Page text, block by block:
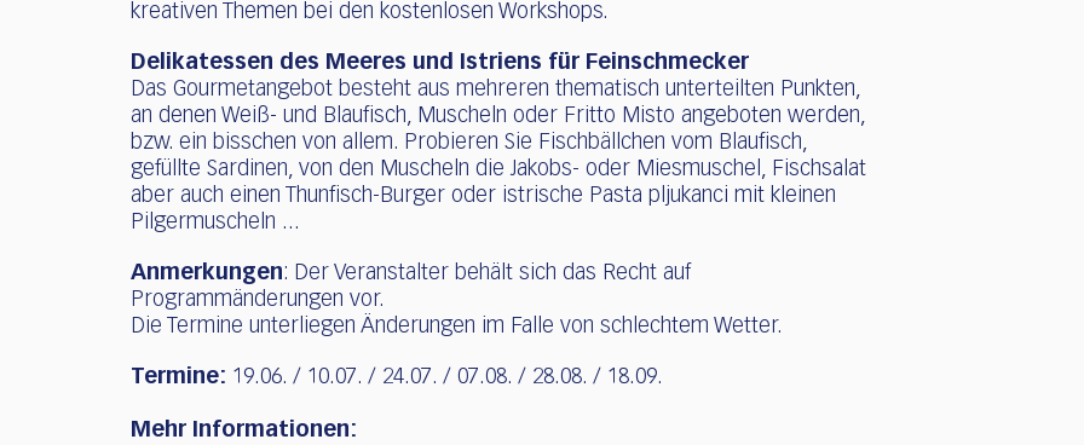
kreativen Themen bei den kostenlosen Workshops.
Delikatessen des Meeres und Istriens für Feinschmecker
Das Gourmetangebot besteht aus mehreren thematisch unterteilten Punkten,
an denen Weiß- und Blaufisch, Muscheln oder Fritto Misto angeboten werden,
bzw. ein bisschen von allem. Probieren Sie Fischbällchen vom Blaufisch,
gefüllte Sardinen, von den Muscheln die Jakobs- oder Miesmuschel, Fischsalat
aber auch einen Thunfisch-Burger oder istrische Pasta pljukanci mit kleinen
Pilgermuscheln ...
Anmerkungen: Der Veranstalter behält sich das Recht auf
Programmänderungen vor.
Die Termine unterliegen Änderungen im Falle von schlechtem Wetter.
Termine: 19.06. / 10.07. / 24.07. / 07.08. / 28.08. / 18.09.
Mehr Informationen: